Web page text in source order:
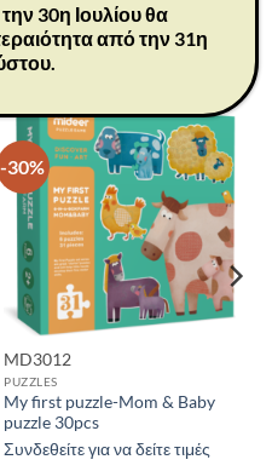
-30%
MD3012
PUZZLES
My first puzzle-Mom & Baby
puzzle 30pcs
Συνδεθείτε για να δείτε τιμές
30η Ιουλίου θα
από την 31η